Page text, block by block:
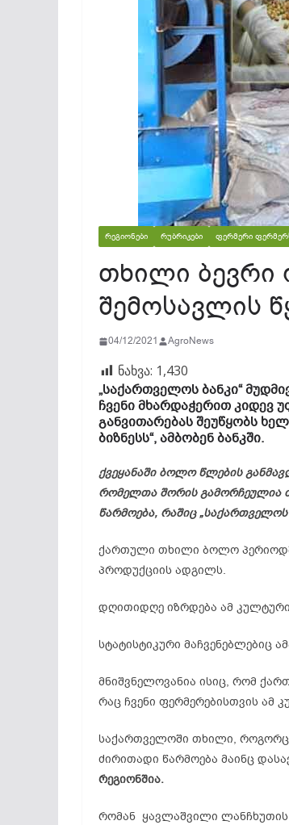
ᲠᲔᲒᲘᲝᲜᲔᲑᲘ ᲠᲣᲑᲠᲘᲙᲔᲑᲘ ᲤᲔᲠᲛᲔᲠᲘ
თხილი ბევრი
შემოსავლის
04/12/2021 AgroNews
ნახვა: 1,430
„საქართველოსბანკი“
ჩვენიმხარდაჭერითკიდევ
განვითარებასშეუწყობს
ბიზნესს“,ამბობენბანკში.
ქვეყანაში ბოლო წლების
რომელთა შორის გამორჩეულია
წარმოება, რაშიც
ქართული თხილი ბოლო
პროდუქციის ადგილს.
დღითიდღე იზრდება ამ
სტატისტიკური მაჩვენებლებიც
მნიშვნელოვანია ისიც, რომ
რაც ჩვენი ფერმერებისთვის ამ
საქართველოში თხილი, როგორც
ძირითადი წარმოება მაინც
რეგიონშია.
რომან ყავლაშვილი ლანჩხუთის